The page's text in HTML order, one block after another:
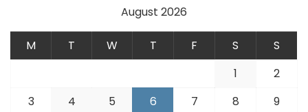
August 2026
M T W T F S
S
1
2
3
4 5 6 7 8
9